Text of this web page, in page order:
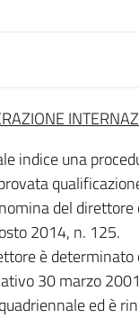
indice una
del direttore
2014, n. 125.
è
30 marzo
ed è